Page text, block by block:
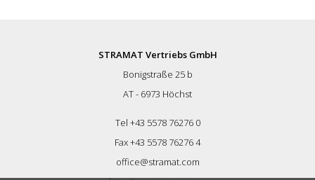
STRAMAT Vertriebs GmbH
Bonigstraße 25 b
AT - 6973 Höchst
Tel +43 5578 76276 0
Fax +43 5578 76276 4
office@stramat.com